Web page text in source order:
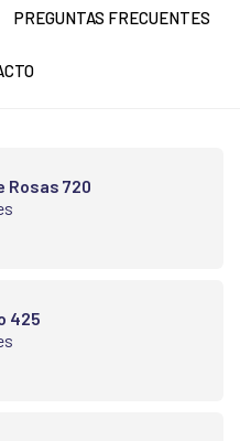
PREGUNTAS FRECUENTES
Rosas 720
425